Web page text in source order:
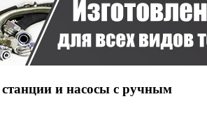
и насосы с ручным